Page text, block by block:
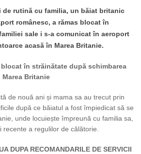
de rutină cu familia, un băiat britanic
românesc, a rămas blocat în
sale i s-a comunicat în aeroport
acasă în Marea Britanie.
în străinătate după schimbarea
Britanie
de nouă ani și mama sa au trecut prin
după ce băiatul a fost împiedicat să se
unde locuiește împreună cu familia sa,
a regulilor de călătorie.
DUPA RECOMANDARILE DE SERVICII